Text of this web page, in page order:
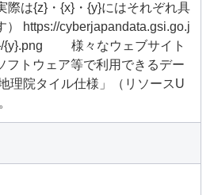
際は{z}・{x}・{y}にはそれぞれ具
） https://cyberjapandata.gsi.go.j
{y}.png 様々なウェブサイト
フトウェア等で利用できるデー
理院タイル仕様」（リソースU